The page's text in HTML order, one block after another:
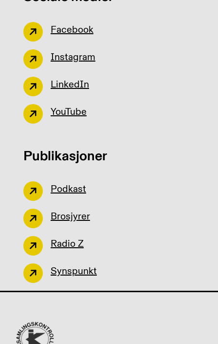
Facebook
Instagram
LinkedIn
YouTube
Publikasjoner
Podkast
Brosjyrer
Radio Z
Synspunkt